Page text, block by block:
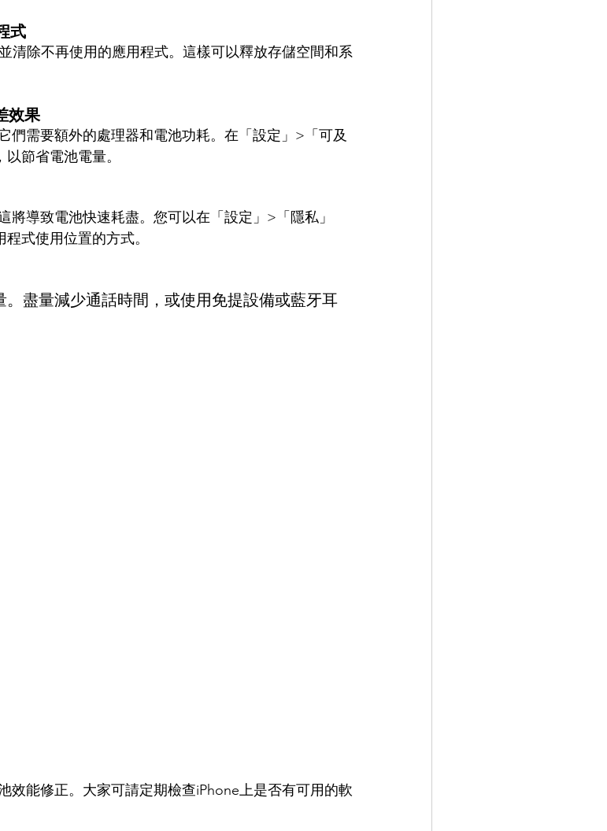
式
清除不再使用的應用程式。這樣可以釋放存儲空間和系
效果
們需要額外的處理器和電池功耗。在「設定」>「可及
節省電池電量。
將導致電池快速耗盡。您可以在「設定」>「隱私」
式使用位置的方式。
盡量減少通話時間，或使用免提設備或藍牙耳
效能修正。大家可請定期檢查iPhone上是否有可用的軟